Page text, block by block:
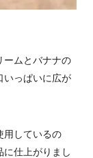
ームとバナナの
いっぱいに広が
用しているの
に仕上がりまし